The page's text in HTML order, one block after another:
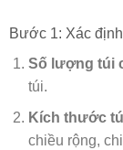
Bước 1: Xác
Số lượng túi
túi.
Kích thước
chiều rộng,